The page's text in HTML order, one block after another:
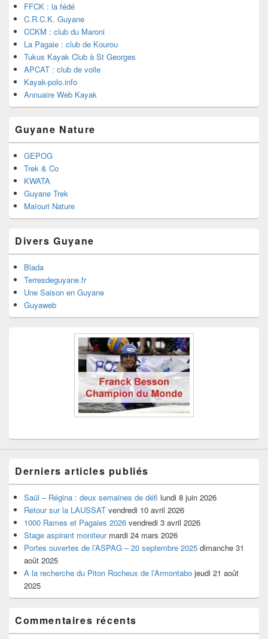
FFCK : la fédé
C.R.C.K. Guyane
CCKM : club du Maroni
La Pagaie : club de Kourou
Tukus Kayak Club à St Georges
APCAT : club de voile
Kayak-polo.info
Annuaire Web Kayak
Guyane Nature
GEPOG
Trek & Co
KWATA
Guyane Trek
Maïouri Nature
Divers Guyane
Blada
Terresdeguyane.fr
Une Saison en Guyane
Guyaweb
Derniers articles publiés
Saül – Régina : deux semaines de défi lundi 8 juin 2026
Retour sur la LAUSSAT vendredi 10 avril 2026
1000 Rames et Pagaies 2026 vendredi 3 avril 2026
Stage aspirant moniteur mardi 24 mars 2026
Portes ouvertes de l’ASPAG – 20 septembre 2025 dimanche 31
août 2025
A la recherche du Piton Rocheux de l’Armontabo jeudi 21 août
2025
Commentaires récents